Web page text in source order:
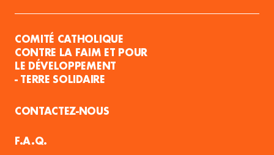
COMITÉ CATHOLIQUE
CONTRE LA FAIM ET POUR
LE DÉVELOPPEMENT
- TERRE SOLIDAIRE
CONTACTEZ-NOUS
F.A.Q.